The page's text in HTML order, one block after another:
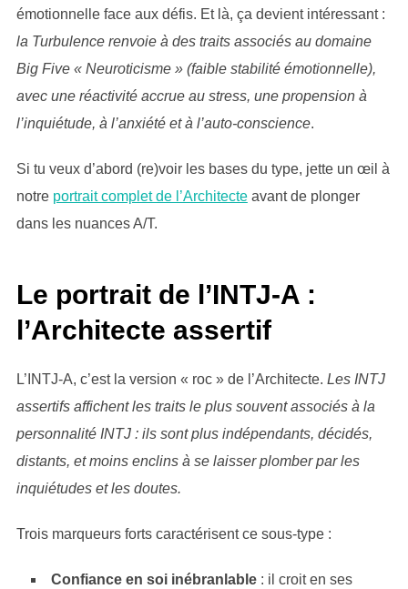
émotionnelle face aux défis. Et là, ça devient intéressant :
la Turbulence renvoie à des traits associés au domaine
Big Five « Neuroticisme » (faible stabilité émotionnelle),
avec une réactivité accrue au stress, une propension à
l’inquiétude, à l’anxiété et à l’auto-conscience.
Si tu veux d’abord (re)voir les bases du type, jette un œil à
notre portrait complet de l’Architecteavant de plonger
dans les nuances A/T.
Le portrait de l’INTJ-A :
l’Architecte assertif
L’INTJ-A, c’est la version « roc » de l’Architecte. Les INTJ
assertifs affichent les traits le plus souvent associés à la
personnalité INTJ : ils sont plus indépendants, décidés,
distants, et moins enclins à se laisser plomber par les
inquiétudes et les doutes.
Trois marqueurs forts caractérisent ce sous-type :
Confiance en soi inébranlable: il croit en ses